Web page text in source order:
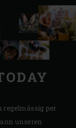
per
unseren